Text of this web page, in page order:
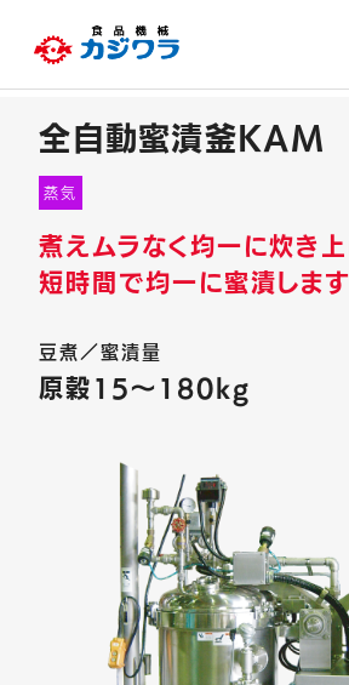
content
PRODUCTS
TEST ROOM
EXHIBITIONS &
COMPANY
CONTACT
全自動蜜漬釜KAM
蒸気
煮えムラなく均一に炊き上
短時間で均一に蜜漬します
豆煮／蜜漬量
原穀15〜180kg